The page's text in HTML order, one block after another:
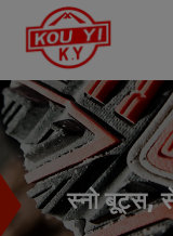
स्नो बूट्स,
Cookies management